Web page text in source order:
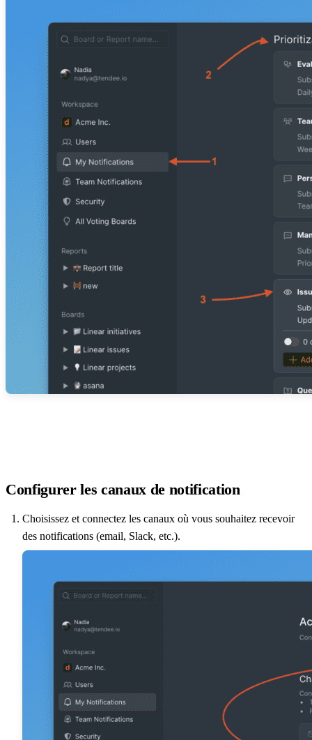
Configurer les canaux de notification
Choisissez et connectez les canaux où vous souhaitez recevoir
des notifications (email, Slack, etc.).